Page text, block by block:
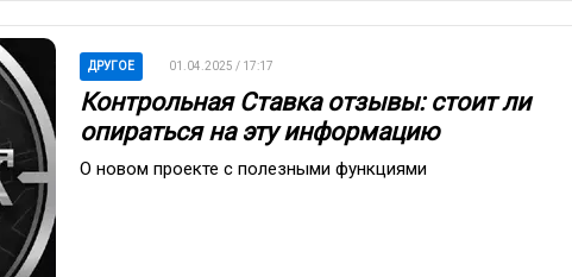
ДРУГОЕ 01.04.2025 / 17:17
Контрольная Ставка отзывы: стоит ли
опираться на эту информацию
О новом проекте с полезными функциями